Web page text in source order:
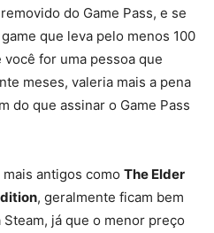
do Game Pass, e se
que leva pelo menos 100
for uma pessoa que
meses, valeria mais a pena
do que assinar o Game Pass
antigos como The Elder
, geralmente ficam bem
já que o menor preço